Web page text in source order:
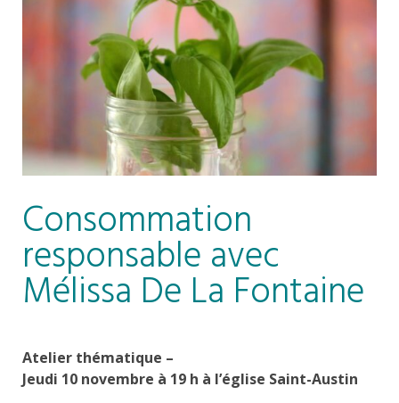
Consommation
responsable avec
Mélissa De La Fontaine
Atelier thématique –
Jeudi 10 novembre à 19 h à l’église Saint-Austin